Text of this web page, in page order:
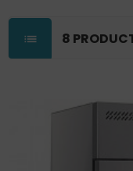
 8